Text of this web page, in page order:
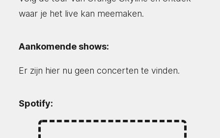
waar je het live kan meemaken.
Aankomende shows:
Er zijn hier nu geen concerten te vinden.
Spotify: